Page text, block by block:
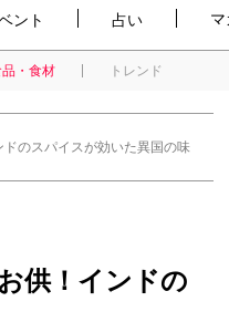
ント 占い
・食材 トレンド
のスパイスが効いた異国の味
供！インドの